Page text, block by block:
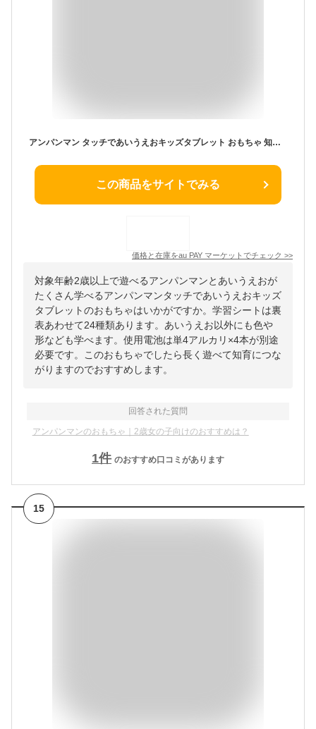
アンパンマン タッチであいうえおキッズタブレット おもちゃ 知育玩具 男の子 女の子 2歳 3歳
この商品をサイトでみる
価格と在庫をau PAY マーケット でチェック >>
対象年齢2歳以上で遊べるアンパンマンとあいうえおが
たくさん学べるアンパンマンタッチであいうえおキッズ
タブレットのおもちゃはいかがですか。学習シートは裏
表あわせて24種類あります。あいうえお以外にも色や
形なども学べます。使用電池は単4アルカリ×4本が別途
必要です。このおもちゃでしたら長く遊べて知育につな
がりますのでおすすめします。
回答された質問
アンパンマンのおもちゃ｜2歳女の子向けのおすすめは？
1件 のおすすめ口コミがあります
15